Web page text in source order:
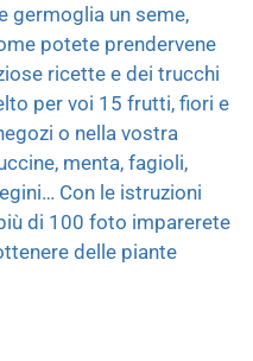
germoglia un seme,
potete prendervene
ricette e dei trucchi
per voi 15 frutti, fiori e
o nella vostra
menta, fagioli,
Con le istruzioni
di 100 foto imparerete
delle piante